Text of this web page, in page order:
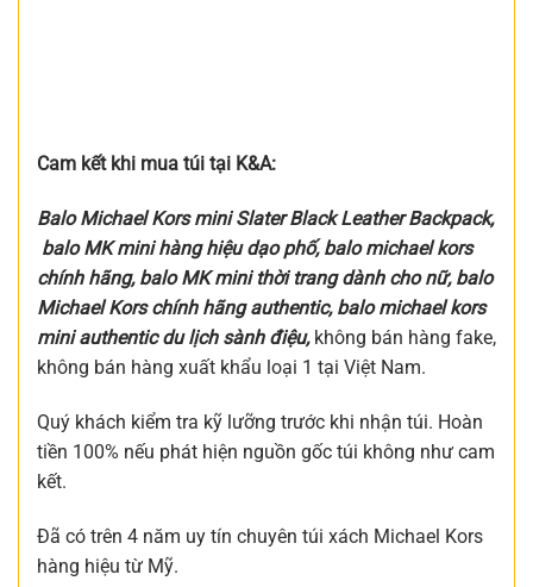
Cam kết khi mua túi tại K&A:
Balo Michael Kors mini Slater Black Leather Backpack,
balo MK mini hàng hiệu dạo phố, balo michael kors
chính hãng, balo MK mini thời trang dành cho nữ, balo
Michael Kors chính hãng authentic, balo michael kors
mini authentic du lịch sành điệu, không bán hàng fake,
không bán hàng xuất khẩu loại 1 tại Việt Nam.
Quý khách kiểm tra kỹ lưỡng trước khi nhận túi. Hoàn
tiền 100% nếu phát hiện nguồn gốc túi không như cam
kết.
Đã có trên 4 năm uy tín chuyên túi xách Michael Kors
hàng hiệu từ Mỹ.